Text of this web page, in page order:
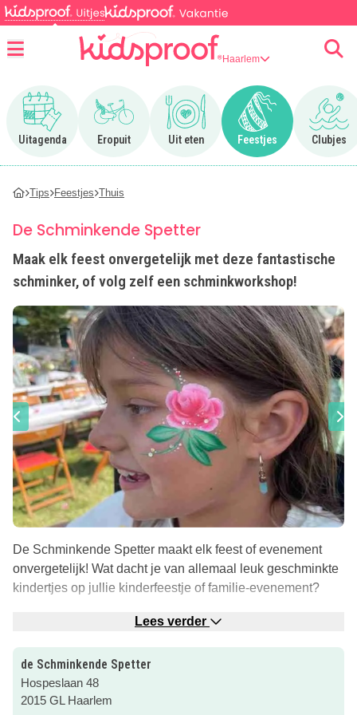
Haarlem
Uitagenda
Ga naar Uitagenda
Eropuit
Ga naar Eropuit
Uit eten
Ga naar Uit eten
Feestjes
Ga naar Feestjes
Clubjes
Ga
Tips Feestjes Thuis
De Schminkende Spetter
Maak elk feest onvergetelijk met deze fantastische
schminker, of volg zelf een schminkworkshop!
De Schminkende Spetter maakt elk feest of evenement
onvergetelijk! Wat dacht je van allemaal leuk geschminkte
kindertjes op jullie kinderfeestje of familie-evenement?
Kleurrijke schmink-creaties
De Schminkende Spetter zorgt voor kleurrijke creaties die
zowel kinderen als volwassenen verrassen.
Lees verder
de Schminkende Spetter
Hospeslaan 48
2015 GL Haarlem